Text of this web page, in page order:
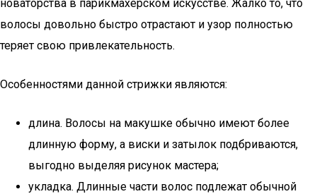
новаторства в парикмахерском искусстве. Жалко то, что
волосы довольно быстро отрастают и узор полностью
теряет свою привлекательность.
Особенностями данной стрижки являются:
длина. Волосы на макушке обычно имеют более
длинную форму, а виски и затылок подбриваются,
выгодно выделяя рисунок мастера;
укладка. Длинные части волос подлежат обычной